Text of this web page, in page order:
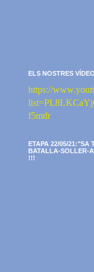
ELS NOSTRES
https://
f5mdr
ETAPA 22/05/21:"SA
BATALLA-SOLLER-
!!!